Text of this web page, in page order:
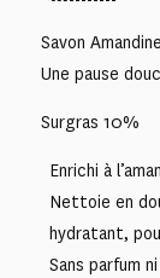
Savon
Une pause
Surgras 10%
Enrichi à
Nettoie en
hydratant,
Sans parfum